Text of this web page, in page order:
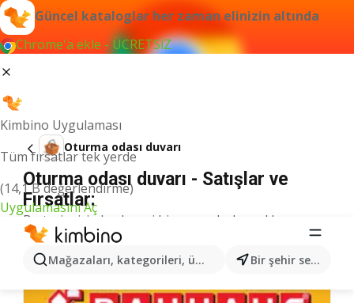
Güncel kataloglar her zaman elinizin altında
Chrome'a ekle - ÜCRETSİZ
Kimbino Uygulaması
Tüm fırsatlar tek yerde
(14,1 B değerlendirme)
Uygulamasını Aç
Mağazaları, kategorileri, ürünleri arayın... Bir şehir seçin
Oturma odası duvarı
Oturma odası duvarı - Satışlar ve
Fırsatlar:
Bu terim için herhangi bir sonuç bulamadık.
Kategoriden daha fazla katalog